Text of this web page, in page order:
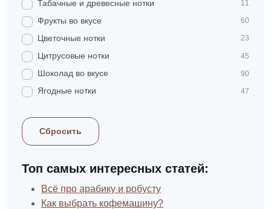
Табачные и древесные нотки 11
Фрукты во вкусе 60
Цветочные нотки 23
Цитрусовые нотки 45
Шоколад во вкусе 90
Ягодные нотки 47
Сбросить
Топ самых интересных статей:
Всё про арабику и робусту
Как выбрать кофемашину?